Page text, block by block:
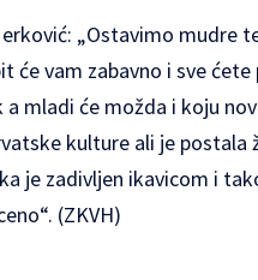
„Ostavimo mudre
vam zabavno i sve
mladi će možda i koju
kulture ali je
je zadivljen ikavicom i
(ZKVH)